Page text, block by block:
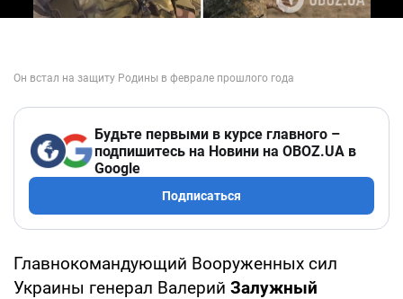
Будьте первыми в курсе главного –
подпишитесь на Новини на OBOZ.UA в
Google
Подписаться
Главнокомандующий Вооруженных сил
Украины генерал Валерий Залужный